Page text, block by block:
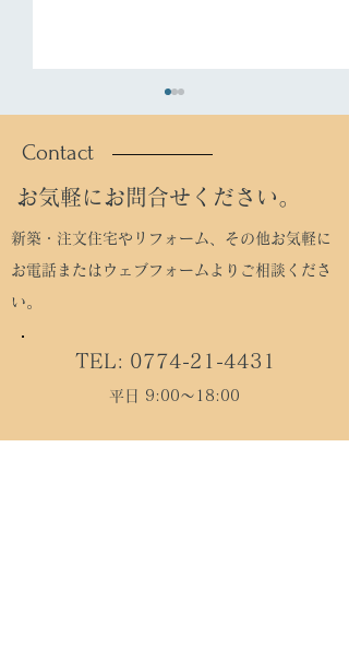
Contact
お気軽にお問合せください。
新築・注文住宅やリフォーム、その他お気軽に
お電話またはウェブフォームよりご相談くださ
い。
TEL: 0774-21-4431
平日 9:00～18:00